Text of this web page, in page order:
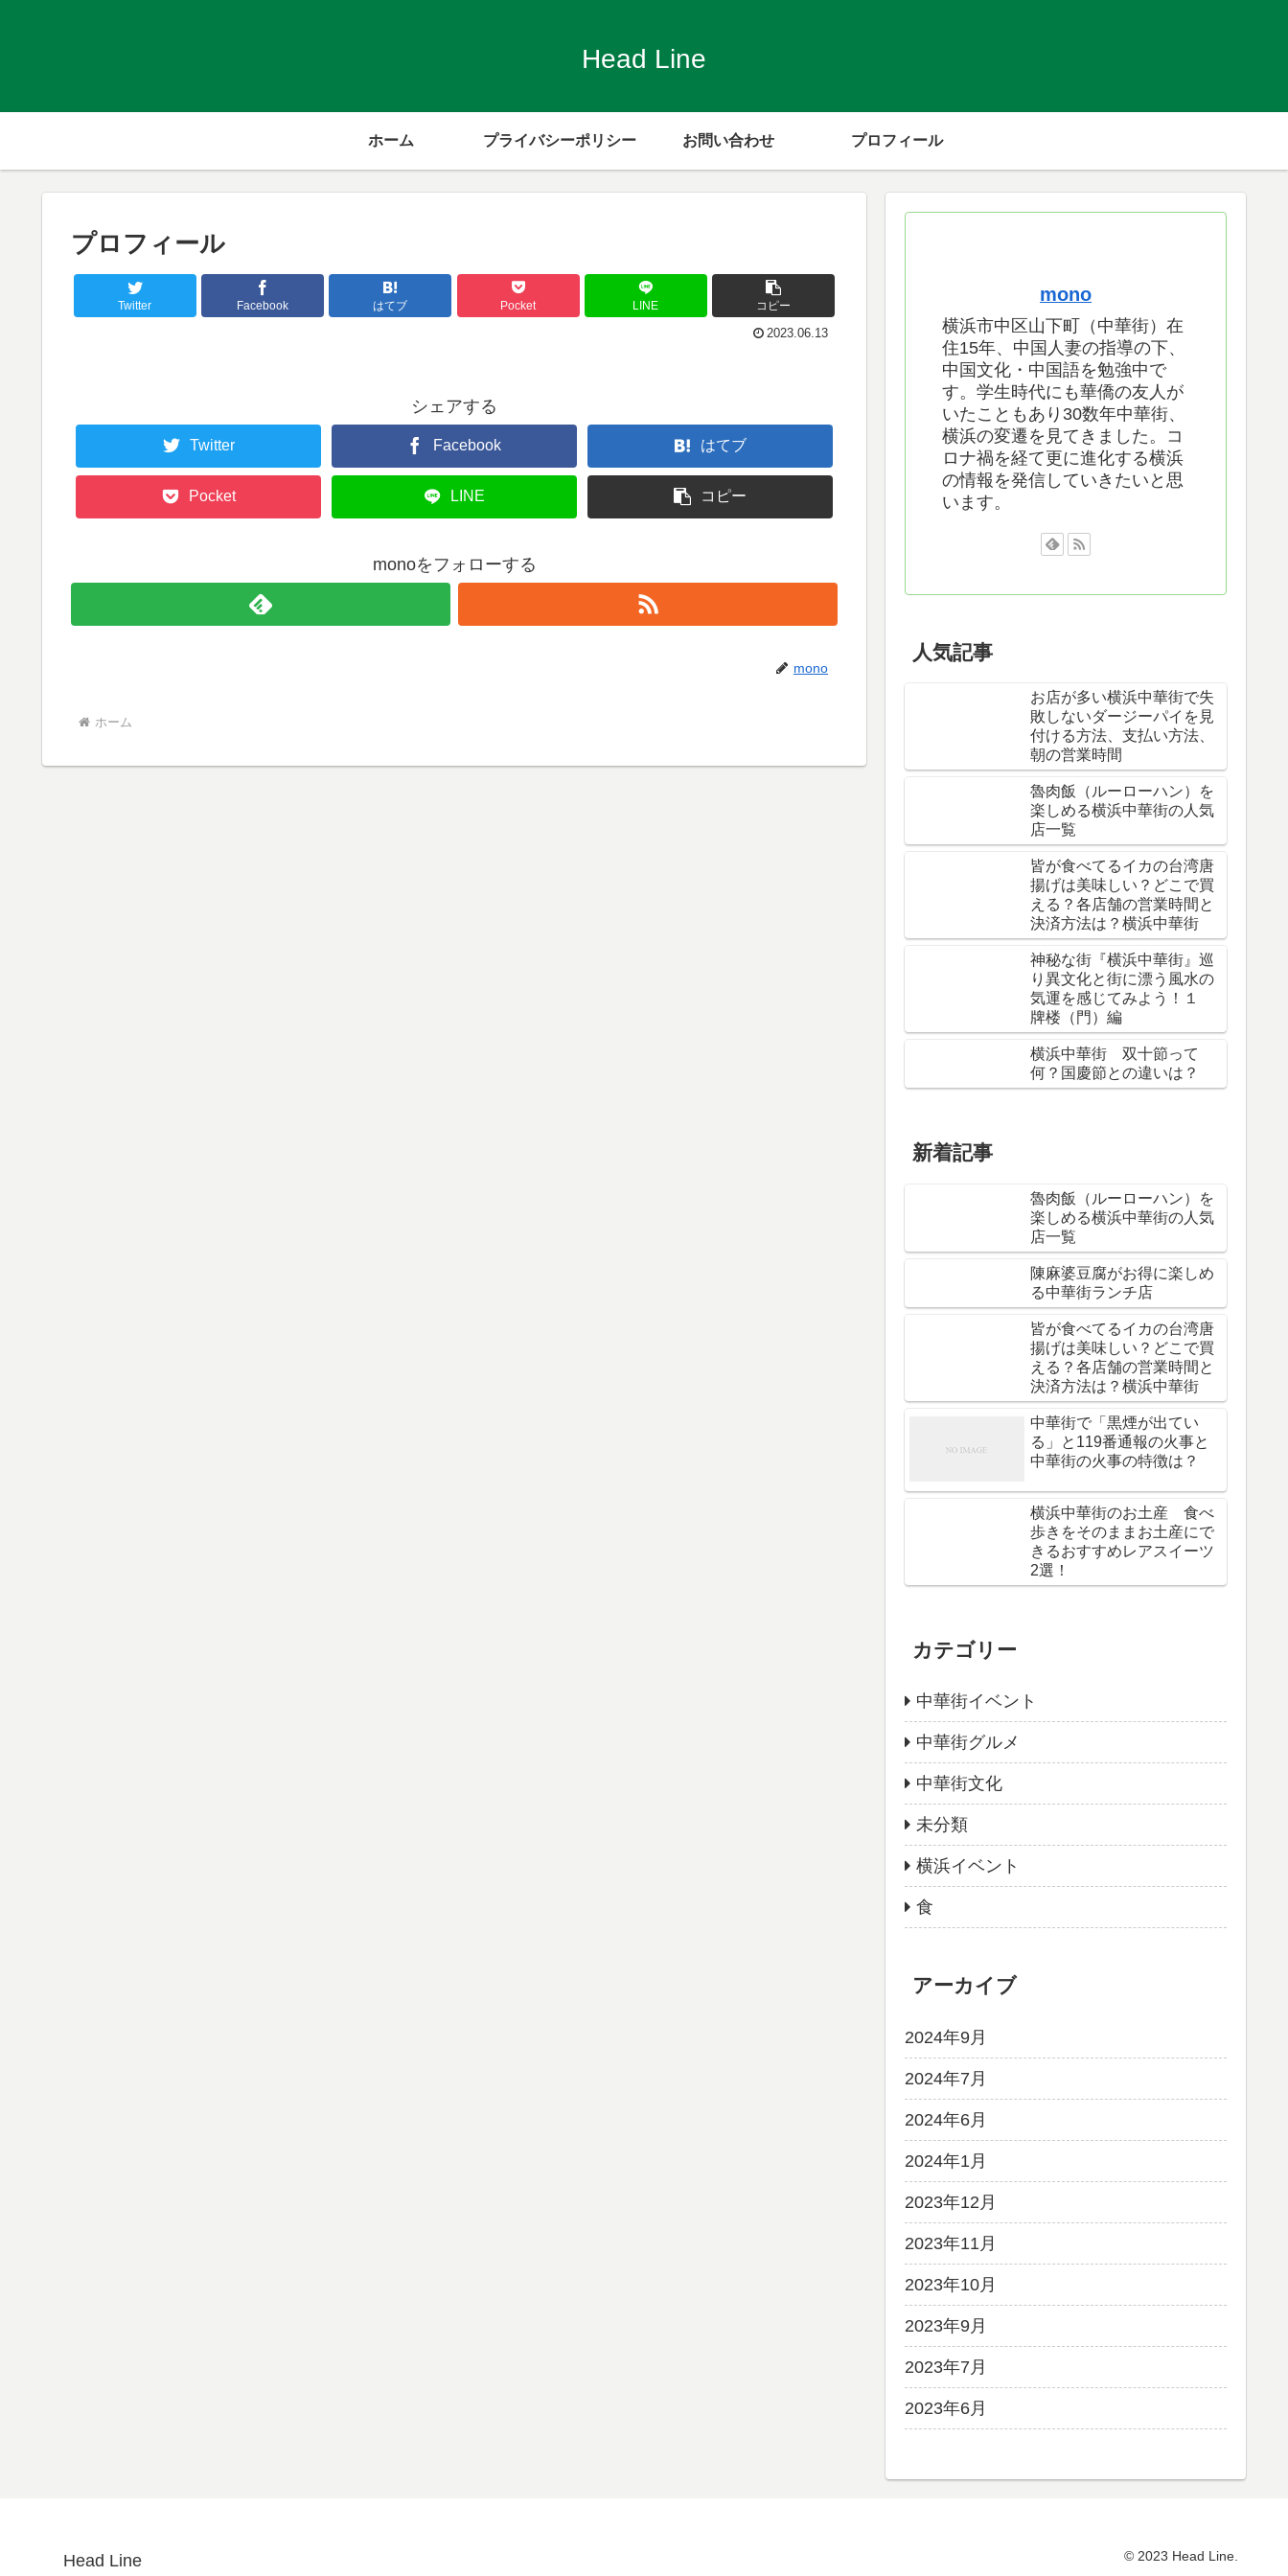
Head Line
ホーム プライバシーポリシー お問い合わせ プロフィール
プロフィール
Twitter Facebook はてブ Pocket LINE コピー
2023.06.13
シェアする
Twitter Facebook はてブ
Pocket LINE コピー
monoをフォローする
mono
ホーム
mono
横浜市中区山下町（中華街）在
住15年、中国人妻の指導の下、
中国文化・中国語を勉強中で
す。学生時代にも華僑の友人が
いたこともあり30数年中華街、
横浜の変遷を見てきました。コ
ロナ禍を経て更に進化する横浜
の情報を発信していきたいと思
います。
人気記事
お店が多い横浜中華街で失
敗しないダージーパイを見
付ける方法、支払い方法、
朝の営業時間
魯肉飯（ルーローハン）を
楽しめる横浜中華街の人気
店一覧
皆が食べてるイカの台湾唐
揚げは美味しい？どこで買
える？各店舗の営業時間と
決済方法は？横浜中華街
神秘な街『横浜中華街』巡
り異文化と街に漂う風水の
気運を感じてみよう！１
牌楼（門）編
横浜中華街 双十節って
何？国慶節との違いは？
新着記事
魯肉飯（ルーローハン）を
楽しめる横浜中華街の人気
店一覧
陳麻婆豆腐がお得に楽しめ
る中華街ランチ店
皆が食べてるイカの台湾唐
揚げは美味しい？どこで買
える？各店舗の営業時間と
決済方法は？横浜中華街
中華街で「黒煙が出てい
る」と119番通報の火事と
中華街の火事の特徴は？
横浜中華街のお土産 食べ
歩きをそのままお土産にで
きるおすすめレアスイーツ
2選！
カテゴリー
中華街イベント
中華街グルメ
中華街文化
未分類
横浜イベント
食
アーカイブ
2024年9月
2024年7月
2024年6月
2024年1月
2023年12月
2023年11月
2023年10月
2023年9月
2023年7月
2023年6月
Head Line © 2023 Head Line.